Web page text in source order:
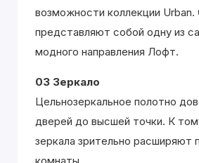
возможности коллекции Urban.
представляют собой одну из
модного направления Лофт.
03 Зеркало
Цельнозеркальное полотно
дверей до высшей точки. К
зеркала зрительно расширяют